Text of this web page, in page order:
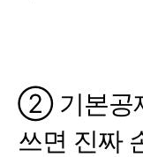
② 기본공
쓰면 진짜